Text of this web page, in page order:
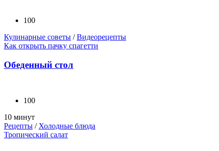
100
Кулинарные советы /Видеорецепты
Как открыть пачку спагетти
Обеденный стол
100
10 минут
Рецепты / Холодные блюда
Тропический салат